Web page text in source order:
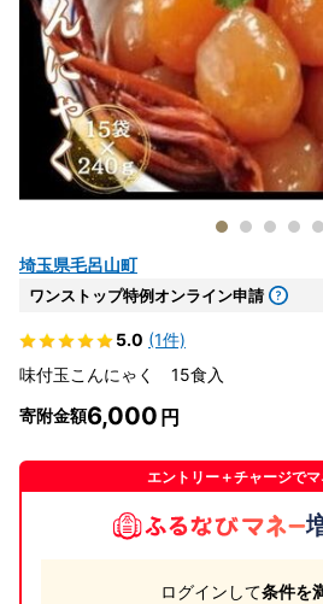
埼玉県毛呂山町
ワンストップ特例オンライン申請
5.0 (1件)
味付玉こんにゃく 15食入
寄附金額6,000
エントリー＋チャージでマ
ログインして条件を